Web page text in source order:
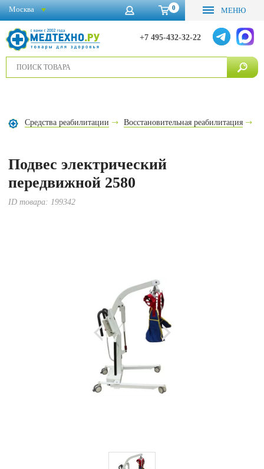
0 МЕНЮ
+7 495-432-32-22
Москва
Средства реабилитации Восстановительная реабилитация
Подвес электрический
передвижной 2580
ID товара: 199342